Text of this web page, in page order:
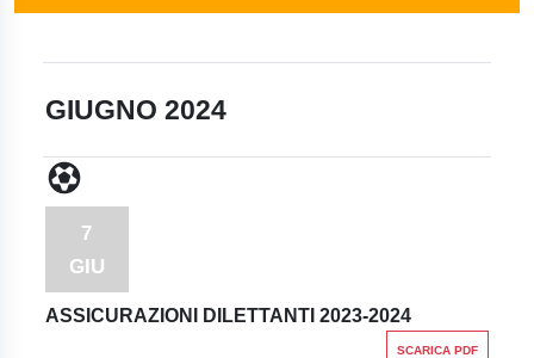
GIUGNO 2024
7
GIU
ASSICURAZIONI DILETTANTI 2023-2024
SCARICA PDF